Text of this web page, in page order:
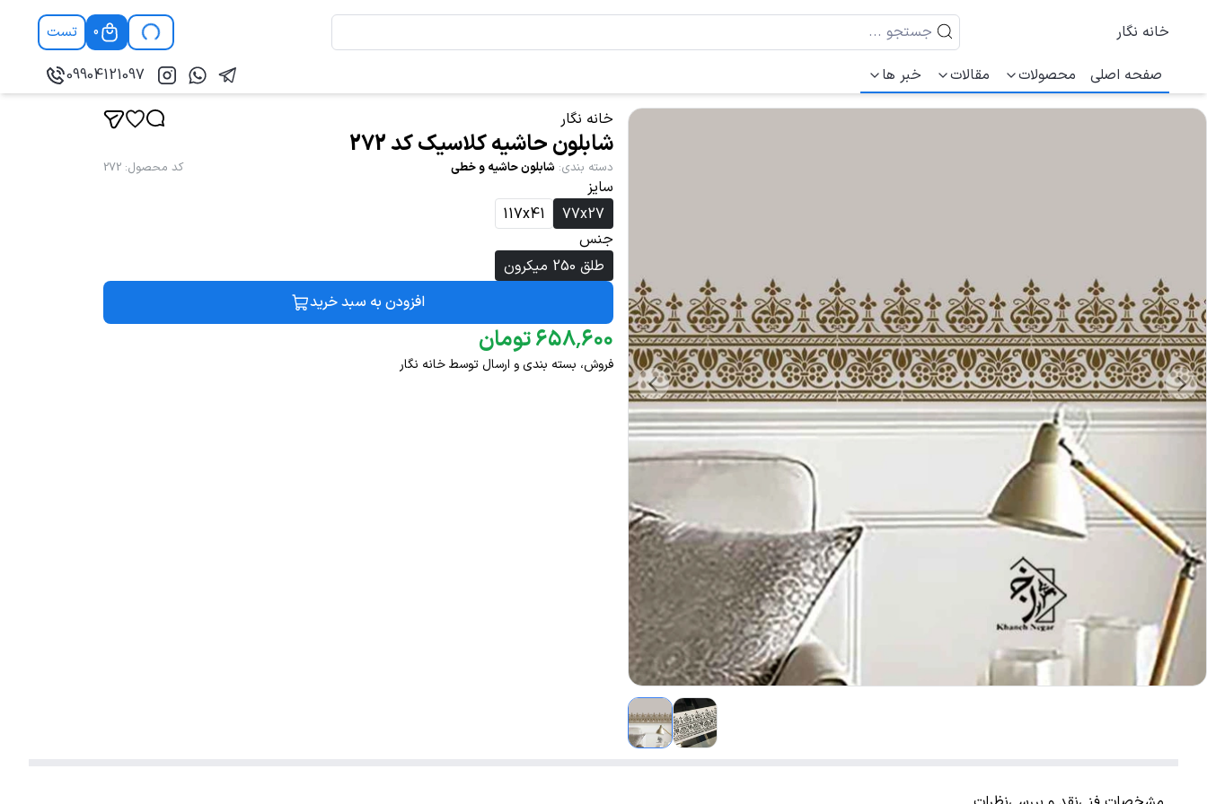
خانه نگار 0
تست
صفحه اصلی
محصولات مقالات خبر ها 09904121097
خانه نگار
شابلون حاشیه کلاسیک کد 272
دسته بندی: شابلون حاشیه و خطی کد محصول:
272
سایز
77x27
117x41
جنس
طلق 250 میکرون
افزودن به سبد خرید
۶۵۸٬۶۰۰ تومان
فروش، بسته بندی و ارسال توسط خانه نگار